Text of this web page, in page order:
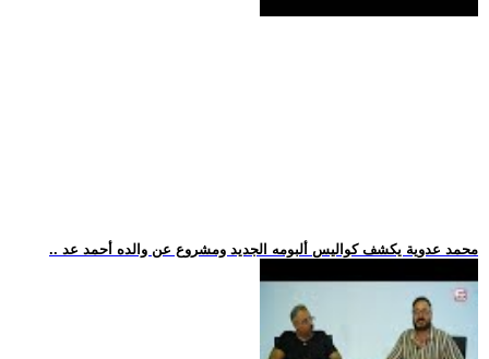
.. محمد عدوية يكشف كواليس ألبومه الجديد ومشروع عن والده أحمد عد